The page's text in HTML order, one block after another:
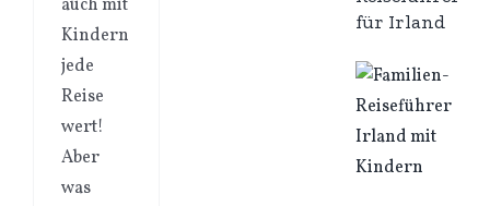
auch mit
Kindern
jede
Reise
wert!
Aber
was
für Irland